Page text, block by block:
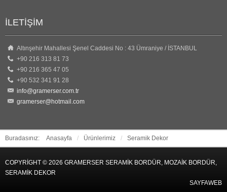
İLETIŞIM
Altınşehir Mahallesi Şenel Caddesi No : 43 Ümraniye / İSTANBUL
+90 216 313 81 73
+90 216 365 47 05
+90 532 341 91 28
info@gramerser.com.tr
gramerser@hotmail.com
Buradasınız: Anasayfa / Ürünlerimiz / Seramik Dekor
COPYRIGHT © 2026 GRAMERSER SERAMIK BORDÜR, MOZAIK BORDÜR,
SERAMIK DEKOR
SAYFAWEB